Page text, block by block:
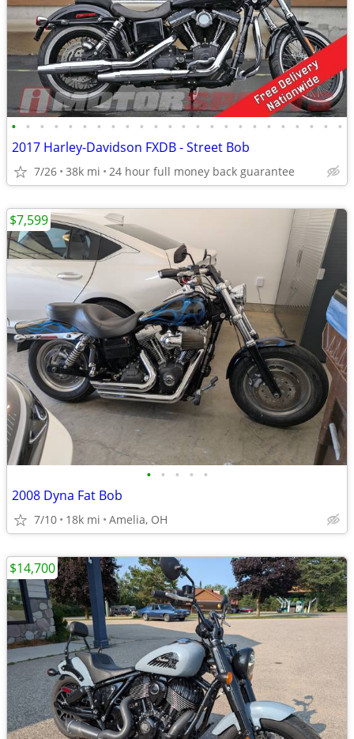
• • • • • • • • • • • • • • • • • • • • • • • •
2017 Harley-Davidson FXDB - Street Bob
7/26 38k mi 24 hour full money back guarantee
• • • • •
2008 Dyna Fat Bob
7/10 18k mi Amelia, OH
$7,599
$14,700